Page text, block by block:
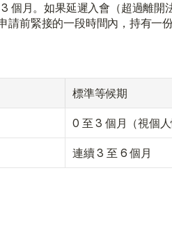
個月。如果延遲入會（超過離開
前緊接的一段時間內，持有一
標準等候期
0 至 3 個月（視個人
連續 3 至 6 個月